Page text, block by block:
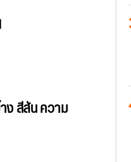
ง สีสัน ความ